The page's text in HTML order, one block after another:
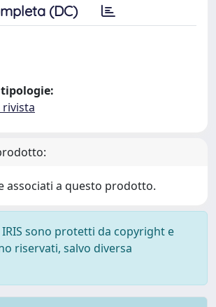
(DC)
rivista
associati a questo prodotto.
sono protetti da copyright e
riservati, salvo diversa